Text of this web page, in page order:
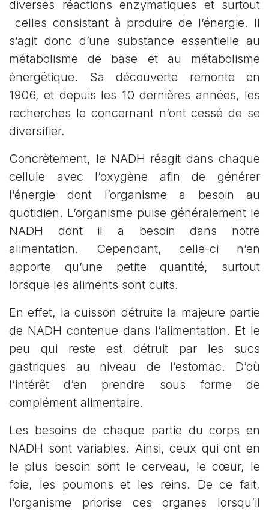
diverses réactions enzymatiques et surtout
celles consistant à produire de l’énergie. Il
s’agit donc d’une substance essentielle au
métabolisme de base et au métabolisme
énergétique. Sa découverte remonte en
1906, et depuis les 10 dernières années, les
recherches le concernant n’ont cessé de se
diversifier.
Concrètement, le NADH réagit dans chaque
cellule avec l’oxygène afin de générer
l’énergie dont l’organisme a besoin au
quotidien. L’organisme puise généralement le
NADH dont il a besoin dans notre
alimentation. Cependant, celle-ci n’en
apporte qu’une petite quantité, surtout
lorsque les aliments sont cuits.
En effet, la cuisson détruite la majeure partie
de NADH contenue dans l’alimentation. Et le
peu qui reste est détruit par les sucs
gastriques au niveau de l’estomac. D’où
l’intérêt d’en prendre sous forme de
complément alimentaire.
Les besoins de chaque partie du corps en
NADH sont variables. Ainsi, ceux qui ont en
le plus besoin sont le cerveau, le cœur, le
foie, les poumons et les reins. De ce fait,
l’organisme priorise ces organes lorsqu’il